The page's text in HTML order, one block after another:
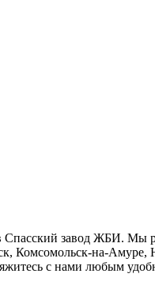
Cпасский завод ЖБИ. Мы
Комсомольск-на-
с нами любым